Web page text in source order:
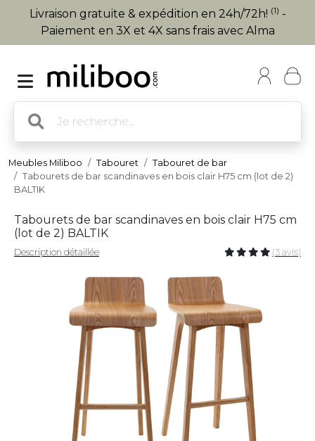
Livraison gratuite & expédition en 24h/72h! (1) -
Paiement en 3X et 4X sans frais avec Alma
Meubles Miliboo Tabouret
Tabouret de bar
Tabourets de bar scandinaves en bois clair H75 cm (lot de 2)
BALTIK
Tabourets de bar scandinaves en bois clair H75 cm
(lot de 2) BALTIK
Description détaillée (3 avis)